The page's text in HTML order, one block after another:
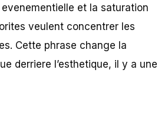
et la saturation
veulent concentrer les
Cette phrase change la
derriere l’esthetique, il y a une